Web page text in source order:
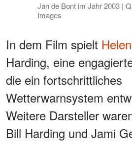
Jan de Bont im Jahr 2003 |
Images
In dem Film spielt
Harding, eine
die ein fortschrittliches
Wetterwarnsystem
Weitere Darsteller
Bill Harding und Jami